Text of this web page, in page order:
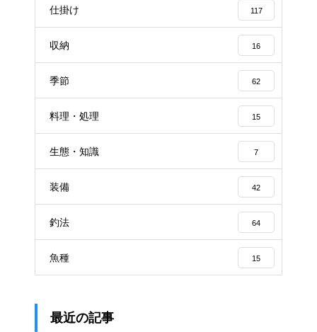
仕掛け 117
収納 16
季節 62
料理・処理 15
生態・知識 7
装備 42
釣法 64
魚種 15
最近の記事